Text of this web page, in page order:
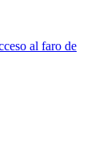
al faro de